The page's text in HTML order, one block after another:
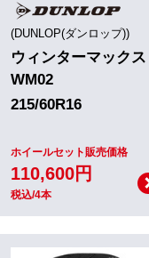
(DUNLOP(ダンロップ))
ウィンターマックス
WM02
215/60R16
ホイールセット販売価格
110,600円
税込/4本